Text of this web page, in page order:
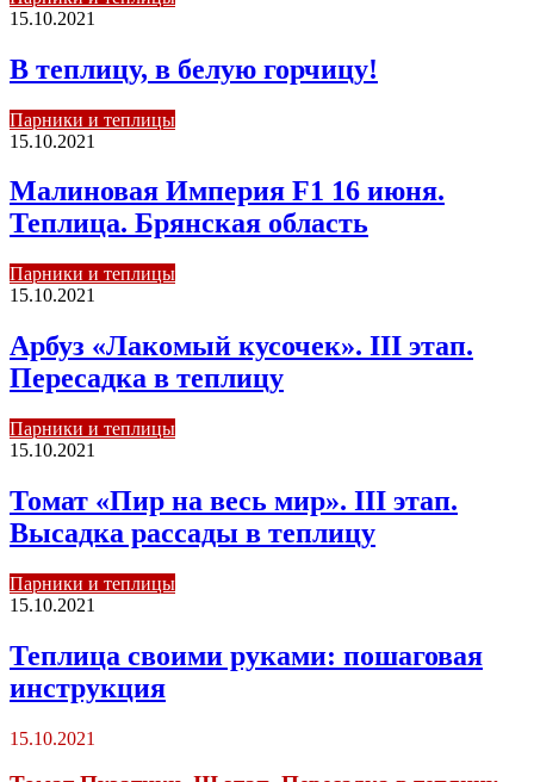
15.10.2021
В теплицу, в белую горчицу!
Парники и теплицы
15.10.2021
Малиновая Империя F1 16 июня.
Теплица. Брянская область
Парники и теплицы
15.10.2021
Арбуз «Лакомый кусочек». III этап.
Пересадка в теплицу
Парники и теплицы
15.10.2021
Томат «Пир на весь мир». III этап.
Высадка рассады в теплицу
Парники и теплицы
15.10.2021
Теплица своими руками: пошаговая
инструкция
15.10.2021